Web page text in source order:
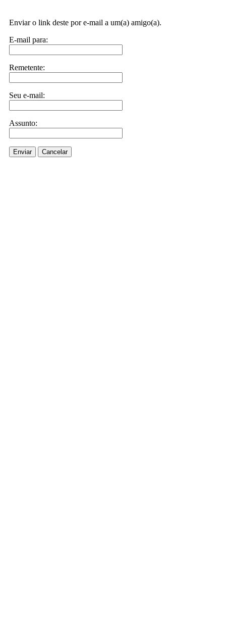
Enviar o link deste por e-mail a um(a) amigo(a).
E-mail para:
Remetente:
Seu e-mail:
Assunto:
Enviar Cancelar